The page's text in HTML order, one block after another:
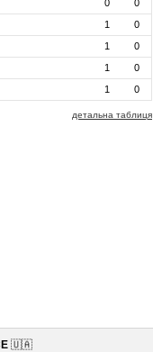
0
0
1
0
1
0
1
0
1 0
детальна таблиця
🇺🇦